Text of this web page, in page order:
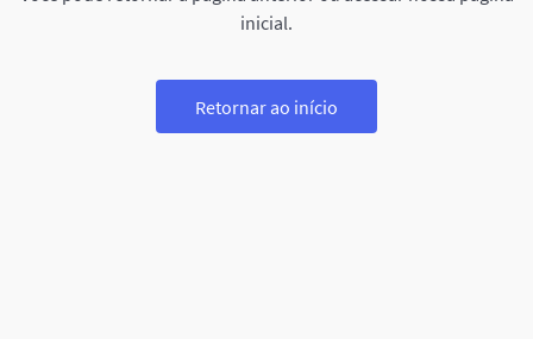
inicial.
Retornar ao início